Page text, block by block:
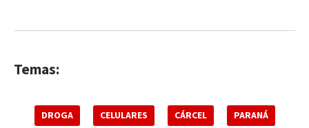
Temas:
DROGA CELULARES CÁRCEL PARANÁ